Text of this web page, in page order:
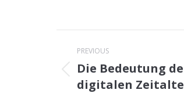
navigation
PREVIOUS
Previous
post:
Die Bedeutung
digitalen